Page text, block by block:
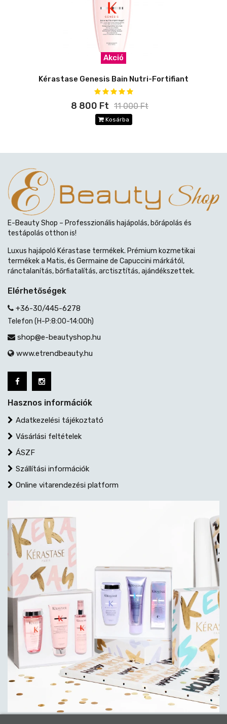
Akció
Kérastase Genesis Bain Nutri-Fortifiant
8 800 Ft 11 000 Ft
Kosárba
E-Beauty Shop – Professzionális hajápolás, bőrápolás és
testápolás otthon is!
Luxus hajápoló Kérastase termékek. Prémium kozmetikai
termékek a Matis, és Germaine de Capuccini márkától,
ránctalanítás, bőrfiatalítás, arctisztítás, ajándékszettek.
Elérhetőségek
+36-30/445-6278
Telefon (H-P:8:00-14:00h)
shop@e-beautyshop.hu
www.etrendbeauty.hu
Hasznos információk
Adatkezelési tájékoztató
Vásárlási feltételek
ÁSZF
Szállítási információk
Online vitarendezési platform